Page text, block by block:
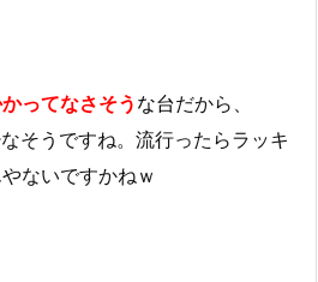
ってなさそうな台だから、
そうですね。流行ったらラッキ
ないですかねｗ